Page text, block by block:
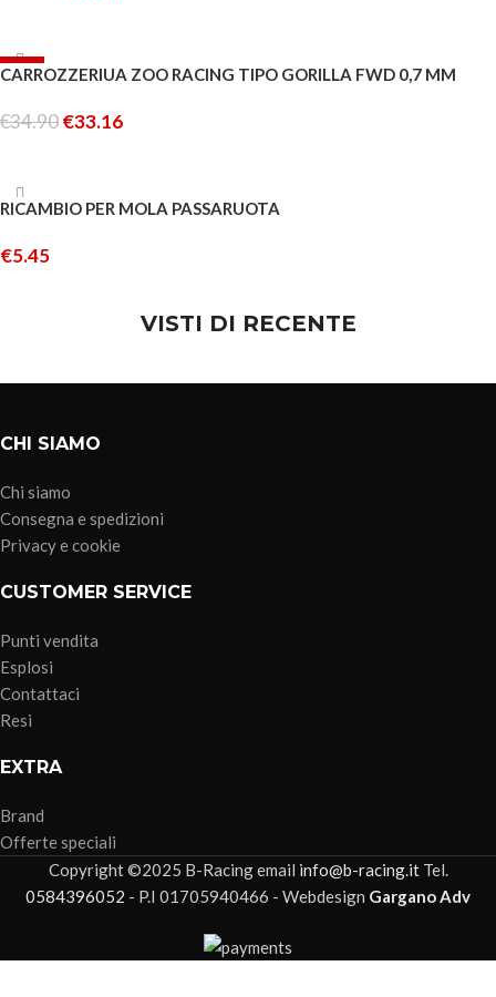
-5%
CARROZZERIUA ZOO RACING TIPO GORILLA FWD 0,7 MM
€34.90€33.16
ESAURITO
RICAMBIO PER MOLA PASSARUOTA
€5.45
VISTI DI RECENTE
CHI SIAMO
Chi siamo
Consegna e spedizioni
Privacy e cookie
CUSTOMER SERVICE
Punti vendita
Esplosi
Contattaci
Resi
EXTRA
Brand
Offerte speciali
Copyright ©2025 B-Racing email info@b-racing.itTel.
0584396052 - P.I 01705940466 - Webdesign Gargano Adv